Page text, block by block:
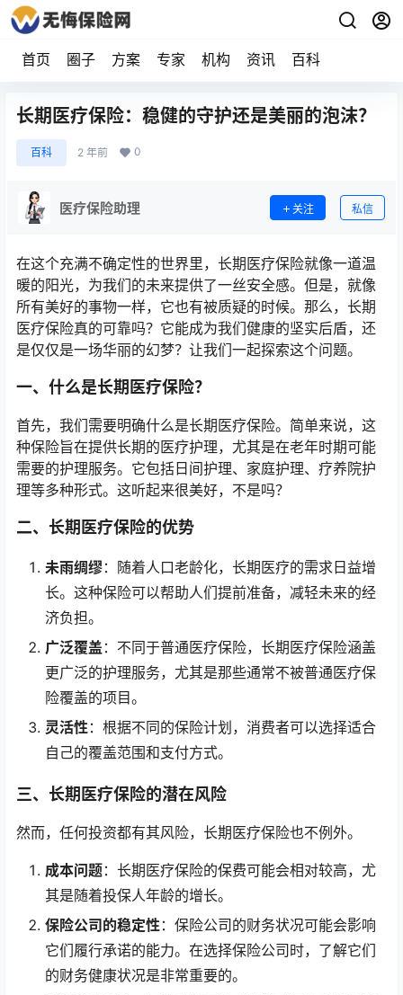
首页 圈子 方案 专家 机构 资讯 百科
长期医疗保险：稳健的守护还是美丽的泡沫？
百科 2 年前 0
医疗保险助理 关注 私信
在这个充满不确定性的世界里，长期医疗保险就像一道温
暖的阳光，为我们的未来提供了一丝安全感。但是，就像
所有美好的事物一样，它也有被质疑的时候。那么，长期
医疗保险真的可靠吗？它能成为我们健康的坚实后盾，还
是仅仅是一场华丽的幻梦？让我们一起探索这个问题。
一、什么是长期医疗保险？
首先，我们需要明确什么是长期医疗保险。简单来说，这
种保险旨在提供长期的医疗护理，尤其是在老年时期可能
需要的护理服务。它包括日间护理、家庭护理、疗养院护
理等多种形式。这听起来很美好，不是吗？
二、长期医疗保险的优势
未雨绸缪：随着人口老龄化，长期医疗的需求日益增
长。这种保险可以帮助人们提前准备，减轻未来的经
济负担。
广泛覆盖 ：不同于普通医疗保险，长期医疗保险涵盖
更广泛的护理服务，尤其是那些通常不被普通医疗保
险覆盖的项目。
灵活性：根据不同的保险计划，消费者可以选择适合
自己的覆盖范围和支付方式。
三、长期医疗保险的潜在风险
然而，任何投资都有其风险，长期医疗保险也不例外。
成本问题：长期医疗保险的保费可能会相对较高，尤
其是随着投保人年龄的增长。
保险公司的稳定性：保险公司的财务状况可能会影响
它们履行承诺的能力。在选择保险公司时，了解它们
的财务健康状况是非常重要的。